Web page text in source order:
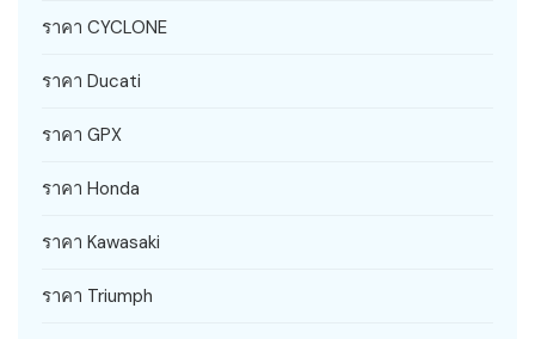
ราคา CYCLONE
ราคา Ducati
ราคา GPX
ราคา Honda
ราคา Kawasaki
ราคา Triumph